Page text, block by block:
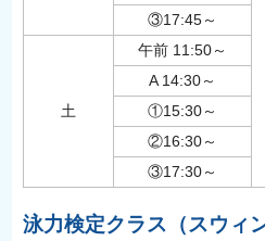
③17:45～
土
午前 11:50～
A 14:30～
①15:30～
②16:30～
③17:30～
泳力検定クラス（スウ